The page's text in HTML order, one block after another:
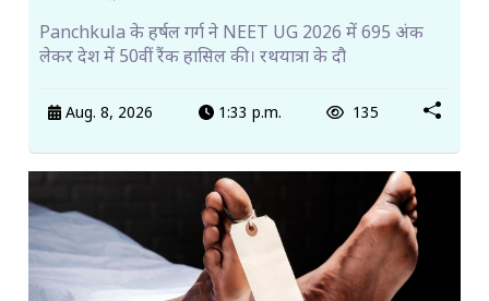
Panchkula के हर्षल गर्ग ने NEET UG 2026 में 695 अंक
लेकर देश में 50वीं रैंक हासिल की। रथयात्रा के दौ
Aug. 8, 2026 1:33 p.m. 135